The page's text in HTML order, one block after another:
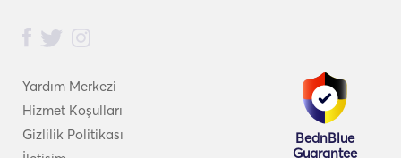
Yardım Merkezi
Hizmet Koşulları
Gizlilik Politikası
BednBlue
Guarantee